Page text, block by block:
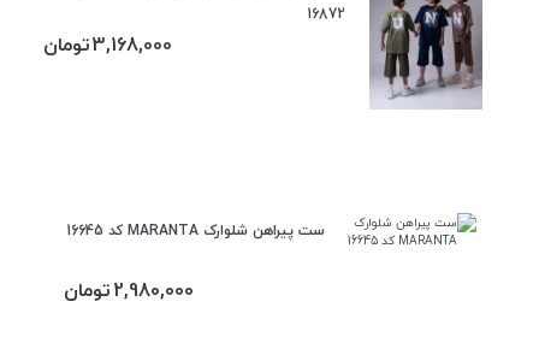
16872
3,168,000تومان
ست پیراهن شلوارک MARANTA کد 16645
2,980,000تومان